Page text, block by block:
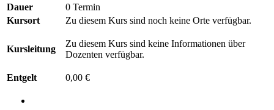
Dauer
0 Termin
Kursort
Zu diesem Kurs sind noch keine Orte verfügbar.
Kursleitung
Zu diesem Kurs sind keine Informationen über
Dozenten verfügbar.
Entgelt 0,00 €